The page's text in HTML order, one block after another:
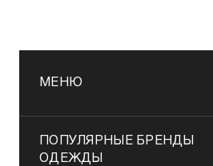
МЕНЮ
ПОПУЛЯРНЫЕ БРЕНДЫ
ОДЕЖДЫ